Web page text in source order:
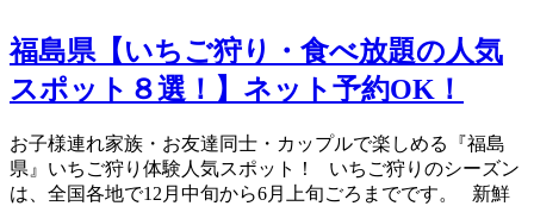
福島県【いちご狩り・食べ放題の人気
スポット８選！】ネット予約OK！
お子様連れ家族・お友達同士・カップルで楽しめる『福島
県』いちご狩り体験人気スポット！ いちご狩りのシーズン
は、全国各地で12月中旬から6月上旬ごろまでです。 新鮮